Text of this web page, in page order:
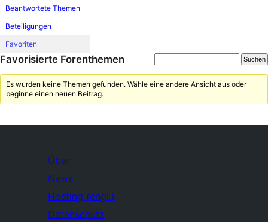
Beantwortete Themen
Beteiligungen
Favoriten
Favorisierte Forenthemen
Es wurden keine Themen gefunden. Wähle eine andere Ansicht aus oder
beginne einen neuen Beitrag.
Über
News
Hosting (engl.)
Datenschutz